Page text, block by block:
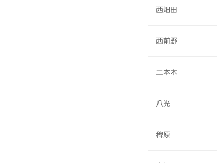
西畑田
西前野
二本木
八光
稗原